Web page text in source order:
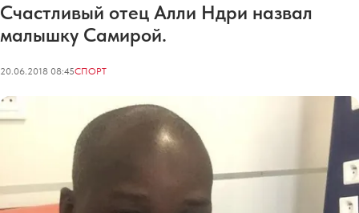
Счастливый отец Алли Ндри назвал
малышку Самирой.
20.06.2018 08:45СПОРТ